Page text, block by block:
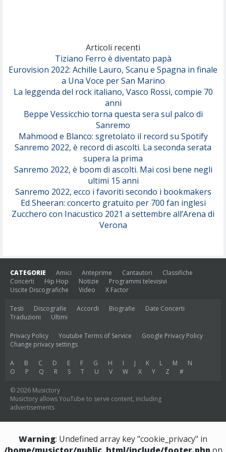
Serenamente
Articoli recenti
Tiziano Ferro è diventato papà
Eurovision 2022: Achille Lauro, Scanu e Spagna in finale
a Una Voce per San Marino
La leggenda del rock italiano, Vasco Rossi, compie 70
anni
Beppe Vessicchio torna questa sera sul palco di
Sanremo
Mahmood e Blanco: sgretolato il record su Spotify
Sanremo 2022, è record di ascolti. La seconda serata
supera la prima
Sanremo 2022, è boom di ascolti. Mai così bene negli
ultimi 15 anni
Sanremo 2022, ecco i favoriti secondo i bookmakers
Ed Sheeran: concerto gratuito per 700 fan inglesi
Zucchero con Inacustico 2021 a settembre all’Arena di
Verona
CATEGORIE Amici Anteprime Cantautori
Classifiche
Concerti
Hip Hop Notizie
Programmi televisivi
Uscite Discografiche
Video X Factor
Testi Discografie Accordi Biografie
Date Concerti
Traduzioni
Ultimi
Privacy Policy Youtube Terms of Service
Google Privacy Policy
Change privacy settings
A B C D E F G H I J K L M
N
O
P Q R S T U V W X Y Z #
© 2026 Musictory
Musictory allows YouTube to serve content, including
advertisements
Warning: Undefined array key "cookie_privacy" in